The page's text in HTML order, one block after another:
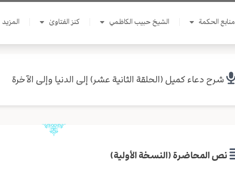
منابع الحكمة الشيخ حبيب الكاظمي كنز الفتاوىٰ المزيد
شرح دعاء كميل (الحلقة الثانية عشر) إلى الدنيا وإلى الآخرة
نص المحاضرة (النسخة الأولية)